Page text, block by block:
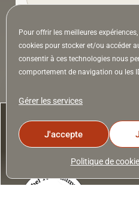
Pour offrir les meilleures
cookies pour stocker et/ou accéder
consentir à ces technologies nous
comportement de navigation ou les
Gérer les services
J'accepte
Politique de